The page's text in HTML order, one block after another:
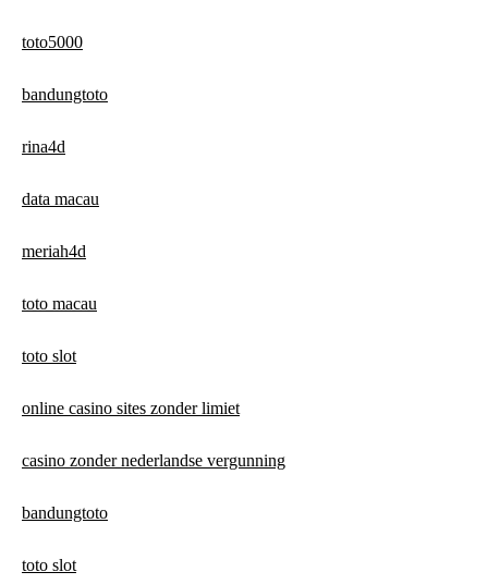
toto5000
bandungtoto
rina4d
data macau
meriah4d
toto macau
toto slot
online casino sites zonder limiet
casino zonder nederlandse vergunning
bandungtoto
toto slot